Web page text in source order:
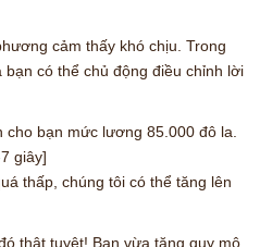
cảm thấy khó chịu. Trong
có thể chủ động điều chỉnh lời
cho bạn mức lương 85.000 đô la.
giây]
thấp, chúng tôi có thể tăng lên
thật tuyệt! Bạn vừa tăng quy mô